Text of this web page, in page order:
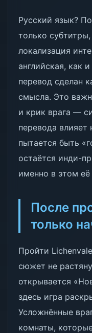
Русский язык?
только
локализация
английская, как
перевод сделан
смысла. Это
и крик врага —
перевода влияет
пытается быть
остаётся инди-
именно в этом её
После
только
Пройти
сюжет не
открывается
здесь игра
Усложнённые
комнаты,